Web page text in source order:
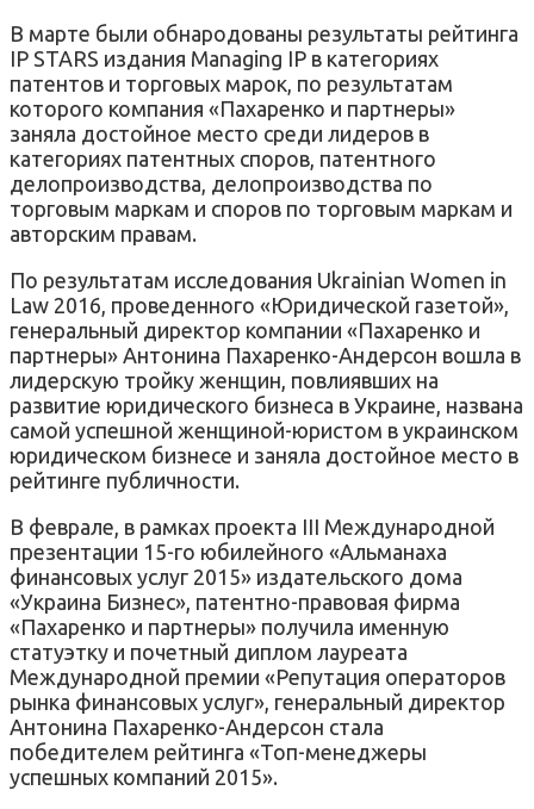
В марте были обнародованы результаты рейтинга
IP STARS издания Managing IP в категориях
патентов и торговых марок, по результатам
которого компания «Пахаренко и партнеры»
заняла достойное место среди лидеров в
категориях патентных споров, патентного
делопроизводства, делопроизводства по
торговым маркам и споров по торговым маркам и
авторским правам.
По результатам исследования Ukrainian Women in
Law 2016, проведенного «Юридической газетой»,
генеральный директор компании «Пахаренко и
партнеры» Антонина Пахаренко-Андерсон вошла в
лидерскую тройку женщин, повлиявших на
развитие юридического бизнеса в Украине, названа
самой успешной женщиной-юристом в украинском
юридическом бизнесе и заняла достойное место в
рейтинге публичности.
В феврале, в рамках проекта III Международной
презентации 15-го юбилейного «Альманаха
финансовых услуг 2015» издательского дома
«Украина Бизнес», патентно-правовая фирма
«Пахаренко и партнеры» получила именную
статуэтку и почетный диплом лауреата
Международной премии «Репутация операторов
рынка финансовых услуг», генеральный директор
Антонина Пахаренко-Андерсон стала
победителем рейтинга «Топ-менеджеры
успешных компаний 2015».